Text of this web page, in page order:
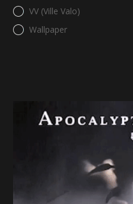
VV (Ville Valo)
Wallpaper